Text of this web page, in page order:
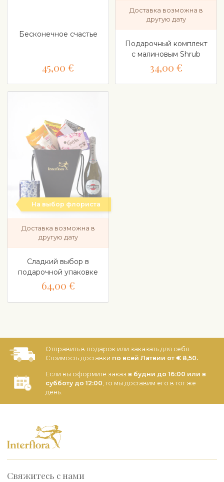
Бесконечное счастье
45,00 €
Доставка возможна в
другую дату
Подарочный комплект
с малиновым Shrub
34,00 €
На выбор флориста
Доставка возможна в
другую дату
Сладкий выбор в
подарочной упаковке
64,00 €
Отправить в подарок или заказать для себя.
Стоимость доставки по всей Латвии от € 8,50.
Если вы оформите заказ в будни до 16:00 или в
субботу до 12:00 , то мы доставим его в тот же
день.
Свяжитесь с нами